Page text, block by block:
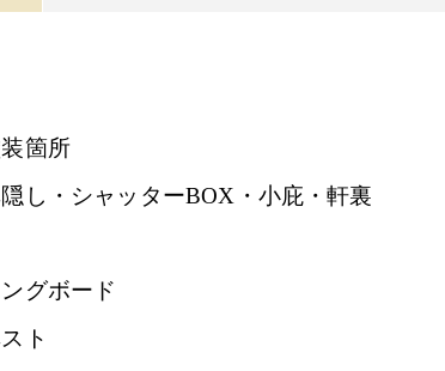
箇所
し・シャッターBOX・小庇 ・軒裏
グボード
ト